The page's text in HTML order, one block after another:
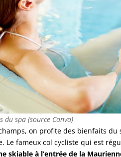
du spa (source Canva)
on profite des bienfaits
Le fameux col cycliste qui est
skiable à l’entrée de la